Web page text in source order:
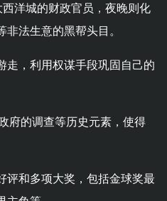
洋城的财政官员，夜晚则化
法生意的黑帮头目。
走，利用权谋手段巩固自己的
府的调查等历史元素，使得
评和多项大奖，包括金球奖最